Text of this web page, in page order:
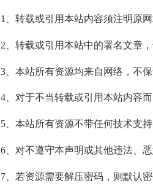
1、转载或引用本站内容须注明原
2、转载或引用本站中的署名文章
3、本站所有资源均来自网络，不
4、对于不当转载或引用本站内容
5、本站所有资源不带任何技术支
6、对不遵守本声明或其他违法、
7、若资源需要解压密码，则默认密